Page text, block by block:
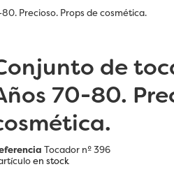
Precioso. Props de cosmética.
de
70-80.
Tocador nº 396
en stock